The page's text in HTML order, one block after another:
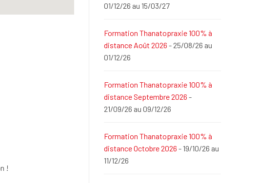
!
01/12/26 au 15/03/27
Formation Thanatopraxie 100% à
distance Août 2026 - 25/08/26 au
01/12/26
Formation Thanatopraxie 100% à
distance Septembre 2026 -
21/09/26 au 09/12/26
Formation Thanatopraxie 100% à
distance Octobre 2026 - 19/10/26 au
11/12/26